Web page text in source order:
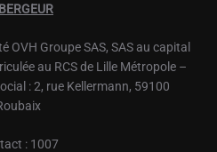
OVH Groupe SAS, SAS au capital
au RCS de Lille Métropole –
: 2, rue Kellermann, 59100
: 1007